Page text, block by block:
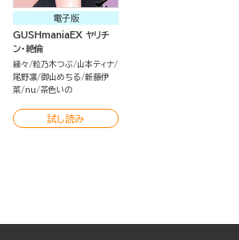
電子版
GUSHmaniaEX ヤリチ
ン・絶倫
縁々 粒乃木つぶ 山本ティナ
尾野凛 御山めちる 新藤伊
菜 nu 茶色いの
試し読み